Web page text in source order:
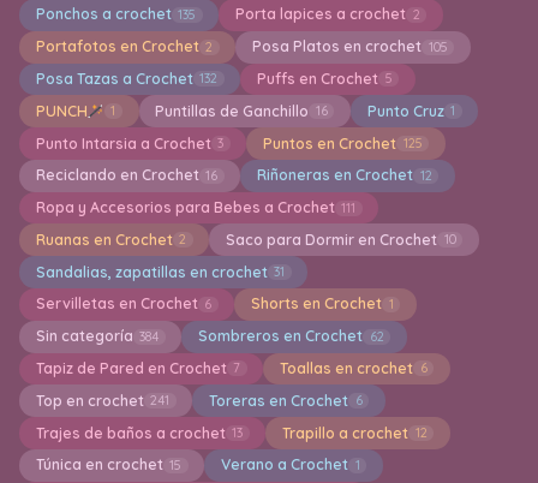
Ponchos a crochet 135 Porta lapices a crochet 2
Portafotos en Crochet 2 Posa Platos en crochet 105
Posa Tazas a Crochet 132 Puffs en Crochet 5
PUNCH 1 Puntillas de Ganchillo 16 Punto Cruz 1
Punto Intarsia a Crochet 3 Puntos en Crochet 125
Reciclando en Crochet 16 Riñoneras en Crochet 12
Ropa y Accesorios para Bebes a Crochet 111
Ruanas en Crochet 2 Saco para Dormir en Crochet 10
Sandalias, zapatillas en crochet 31
Servilletas en Crochet 6 Shorts en Crochet 1
Sin categoría 384 Sombreros en Crochet 62
Tapiz de Pared en Crochet 7 Toallas en crochet 6
Top en crochet 241 Toreras en Crochet 6
Trajes de baños a crochet 13 Trapillo a crochet 12
Túnica en crochet 15 Verano a Crochet 1